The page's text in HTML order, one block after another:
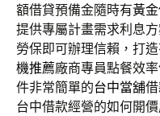
額借貸預備金隨時有黃
提供專屬計畫需求利息
勞保即可辦理信賴，打
機推薦廠商專員點餐效
件非常簡單的台中當舖
台中借款經營的如何開